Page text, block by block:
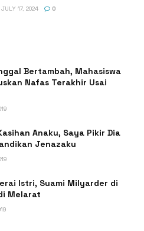
JULY 17, 2024 0
Bertambah, Mahasiswa
Nafas Terakhir Usai
Anaku, Saya Pikir Dia
Jenazaku
Istri, Suami Milyarder di
Melarat